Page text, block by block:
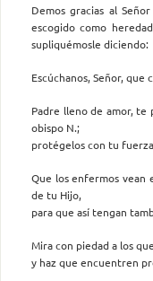
Demos gracias al
escogido como
supliquémosle diciendo:
Escúchanos, Señor, que
Padre lleno de amor, te
obispo N.;
protégelos con tu
Que los enfermos vean
de tu Hijo,
para que así tengan
Mira con piedad a los
y haz que encuentren